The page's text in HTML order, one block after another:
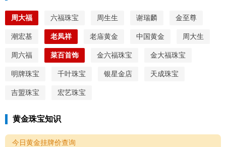
周大福 六福珠宝 周生生 谢瑞麟 金至尊
潮宏基 老凤祥 老庙黄金 中国黄金 周大生
周六福 菜百首饰 金六福珠宝 金大福珠宝
明牌珠宝 千叶珠宝 银星金店 天成珠宝
吉盟珠宝 宏艺珠宝
黄金珠宝知识
今日黄金挂牌价查询